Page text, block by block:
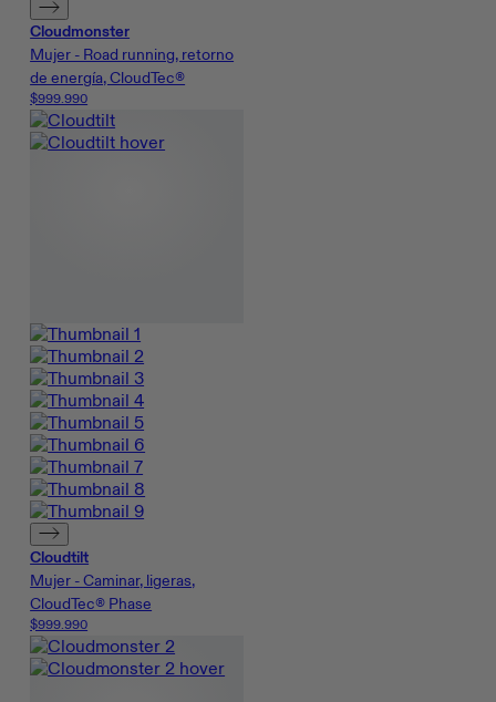
Cloudmonster
Mujer - Road running, retorno
de energía, CloudTec®
$999.990
Cloudtilt
Mujer - Caminar, ligeras,
CloudTec® Phase
$999.990